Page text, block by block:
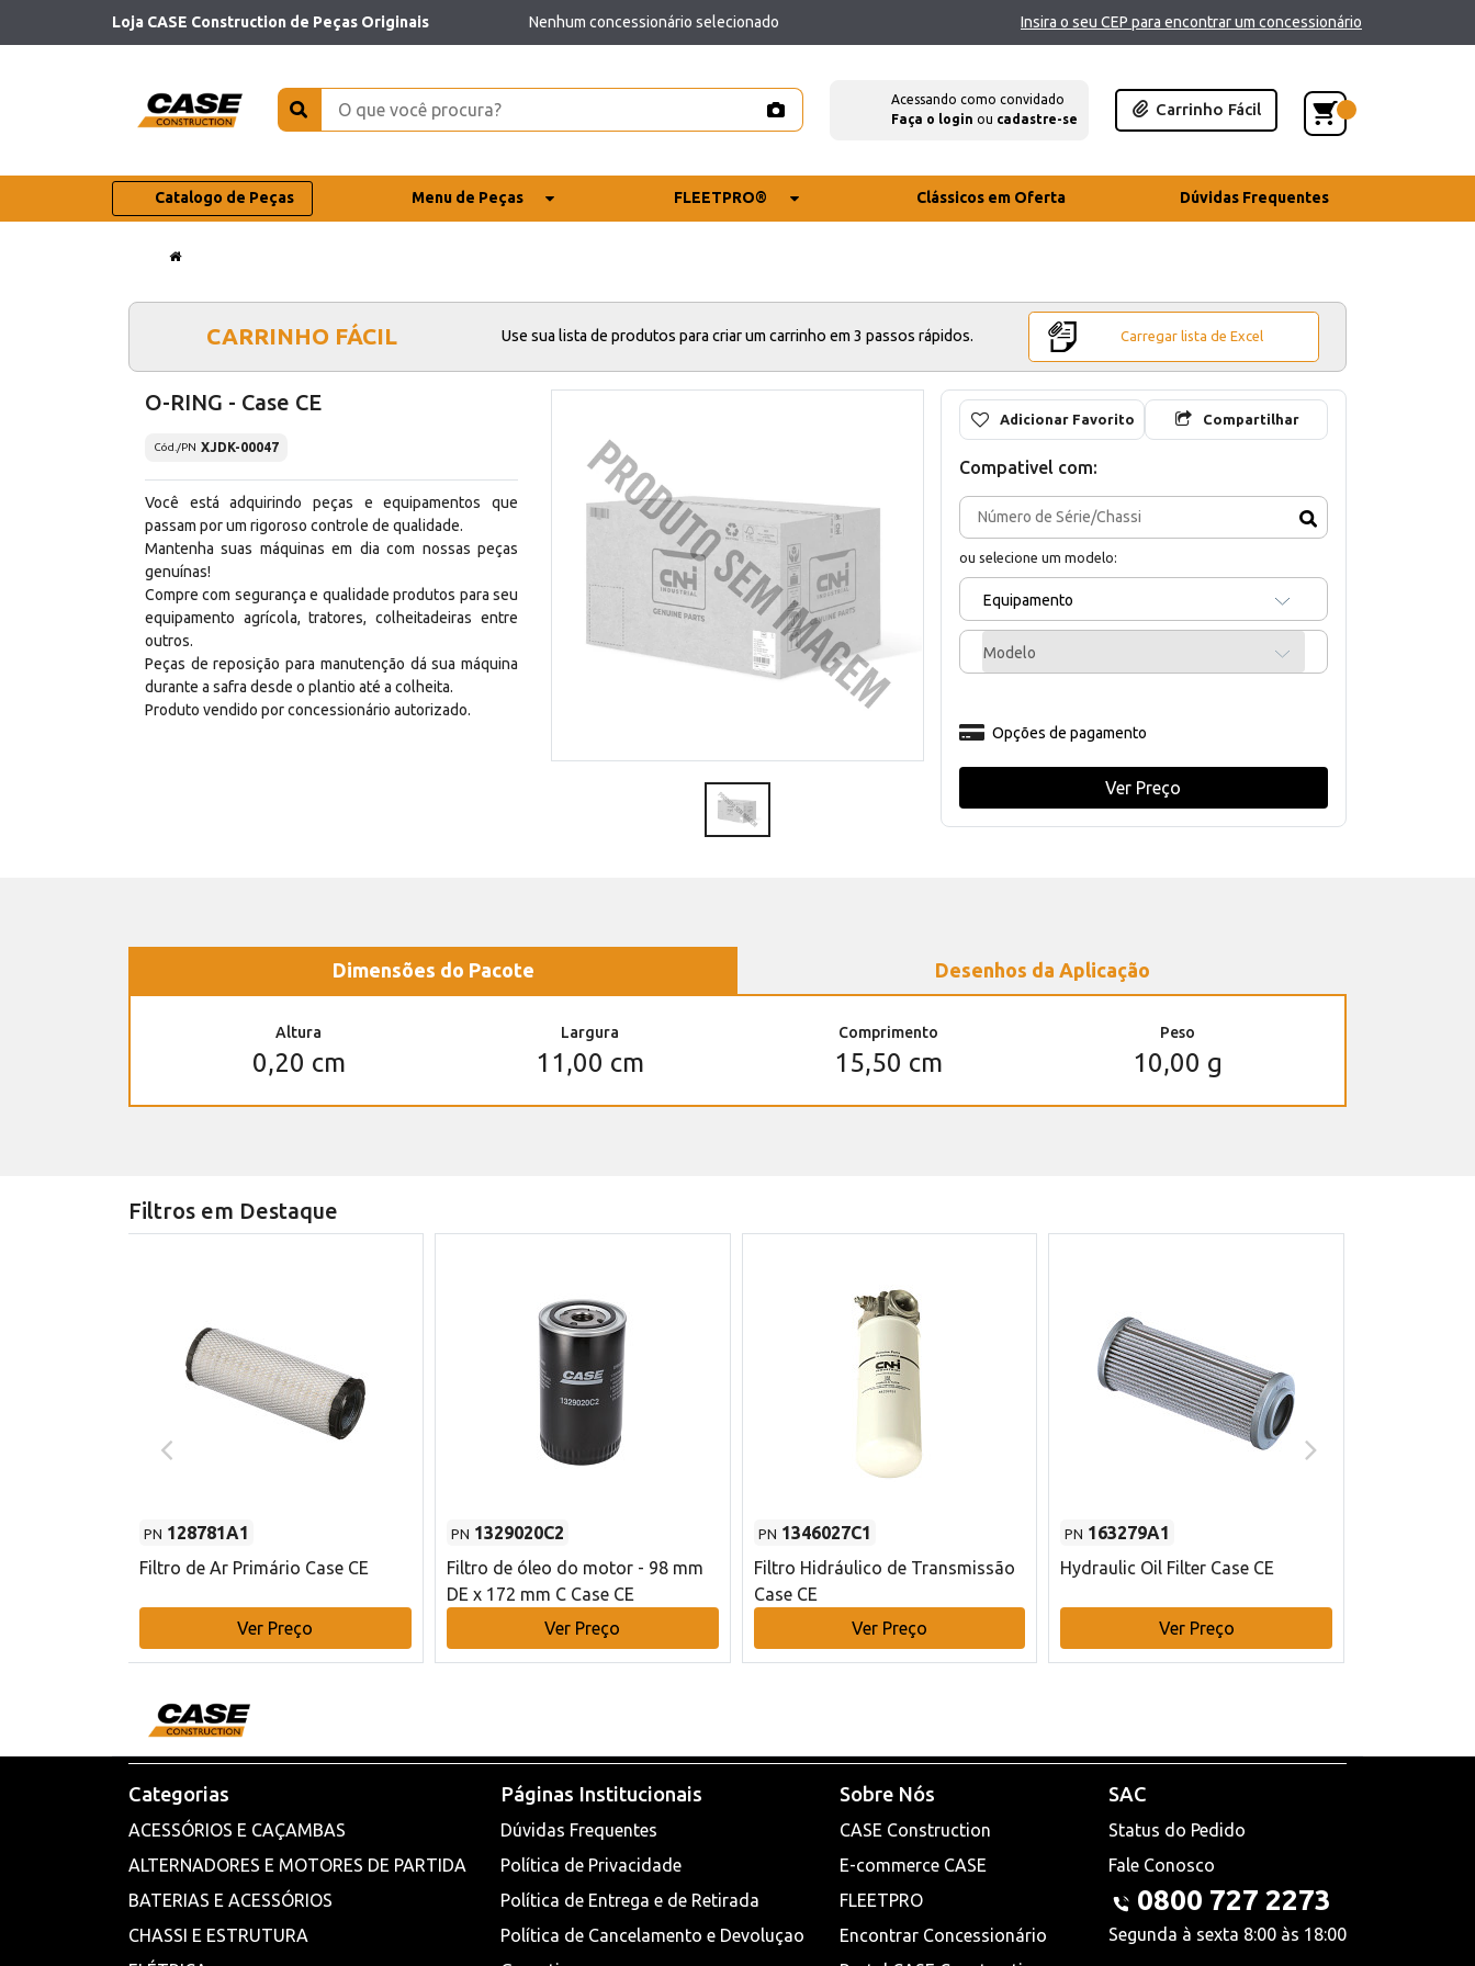
Loja CASE Construction de Peças Originais Nenhum concessionário selecionado Insira o seu CEP para encontrar um concessionário
Acessando como convidado
Faça o login ou cadastre-se
Carrinho Fácil
Catalogo de Peças Menu de Peças FLEETPRO® Clássicos em Oferta Dúvidas Frequentes
CARRINHO FÁCIL Use sua lista de produtos para criar um carrinho em 3 passos rápidos. Carregar lista de Excel
O-RING - Case CE
Cód./PN XJDK-00047
Você está adquirindo peças e equipamentos que
passam por um rigoroso controle de qualidade.
Mantenha suas máquinas em dia com nossas peças
genuínas!
Compre com segurança e qualidade produtos para seu
equipamento agrícola, tratores, colheitadeiras entre
outros.
Peças de reposição para manutenção dá sua máquina
durante a safra desde o plantio até a colheita.
Produto vendido por concessionário autorizado.
Adicionar Favorito Compartilhar
Compativel com:
ou selecione um modelo:
Equipamento
Modelo
Opções de pagamento
Ver Preço
Dimensões do Pacote Desenhos da Aplicação
Altura
0,20 cm
Largura
11,00 cm
Comprimento
15,50 cm
Peso
10,00 g
Filtros em Destaque
PN 128781A1
Filtro de Ar Primário Case CE
Ver Preço
PN 1329020C2
Filtro de óleo do motor - 98 mm
DE x 172 mm C Case CE
Ver Preço
PN 1346027C1
Filtro Hidráulico de Transmissão
Case CE
Ver Preço
PN 163279A1
Hydraulic Oil Filter Case CE
Ver Preço
Categorias
ACESSÓRIOS E CAÇAMBAS
ALTERNADORES E MOTORES DE PARTIDA
BATERIAS E ACESSÓRIOS
CHASSI E ESTRUTURA
Páginas Institucionais
Dúvidas Frequentes
Política de Privacidade
Política de Entrega e de Retirada
Política de Cancelamento e Devoluçao
Sobre Nós
CASE Construction
E-commerce CASE
FLEETPRO
Encontrar Concessionário
SAC
Status do Pedido
Fale Conosco
0800 727 2273
Segunda à sexta 8:00 às 18:00